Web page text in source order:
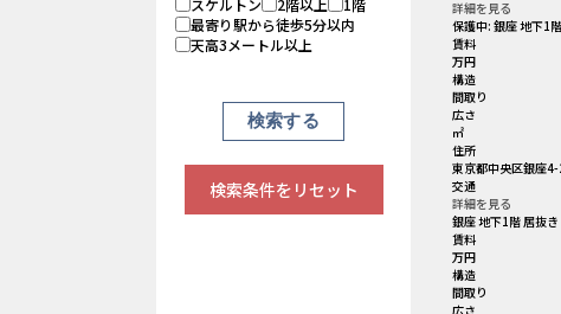
スケルトン
2階以上
1階
最寄り駅から徒歩5分以内
天高3メートル以上
検索条件をリセット
詳細を見る
保護中: 銀座 地下1
賃料
万円
構造
間取り
広さ
㎡
住所
東京都中央区銀座
交通
詳細を見る
銀座 地下1階 居抜
賃料
万円
構造
間取り
広さ